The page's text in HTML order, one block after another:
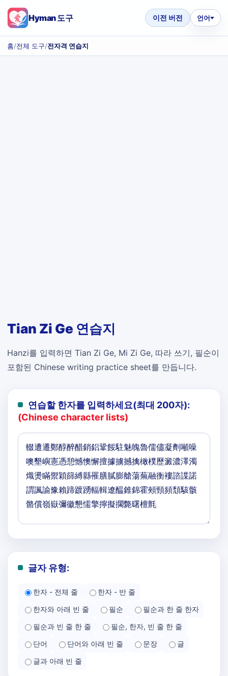
Hyman 도구 이전 버전 언어
홈/전체 도구/전자격 연습지
Tian Zi Ge 연습지
Hanzi를 입력하면 Tian Zi Ge, Mi Zi Ge, 따라 쓰기, 필순이
포함된 Chinese writing practice sheet를 만듭니다.
연습할 한자를 입력하세요(최대 200자):
(Chinese character lists)
글자 유형:
한자 - 전체 줄
한자 - 반 줄
한자와 아래 빈 줄
필순
필순과 한 줄 한자
필순과 빈 줄 한 줄
필순, 한자, 빈 줄 한 줄
단어
단어와 아래 빈 줄 문장
글
글과 아래 빈 줄